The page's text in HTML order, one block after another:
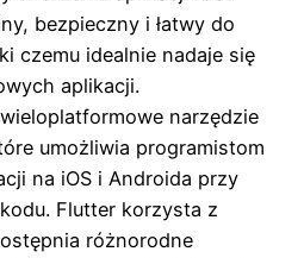
bezpieczny i łatwy do
czemu idealnie nadaje się
aplikacji.
narzędzie
umożliwia programistom
na iOS i Androida przy
Flutter korzysta z
różnorodne